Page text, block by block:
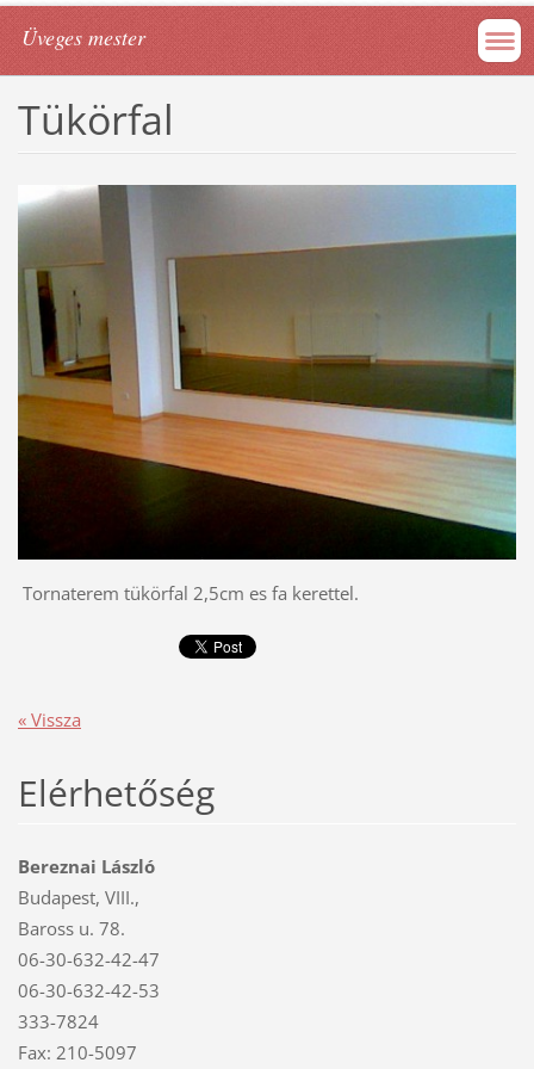
Üveges mester
Tükörfal
Tornaterem tükörfal 2,5cm es fa kerettel.
« Vissza
Elérhetőség
Bereznai László
Budapest, VIII.,
Baross u. 78.
06-30-632-42-47
06-30-632-42-53
333-7824
Fax: 210-5097